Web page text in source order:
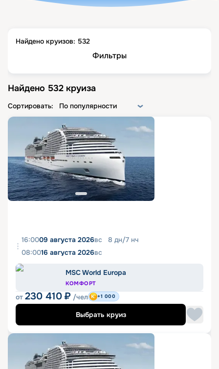
бассейны и развлечения на борту. Лучшее время
погода.
Найдено круизов: 532
Фильтры
Найдено 532 круиза
Сортировать: По популярности
16:0009 августа 2026вс 8 дн/7 нч
08:0016 августа 2026вс
MSC World Europa
КОМФОРТ
от 230 410 ₽ /чел +1 000
Выбрать круиз